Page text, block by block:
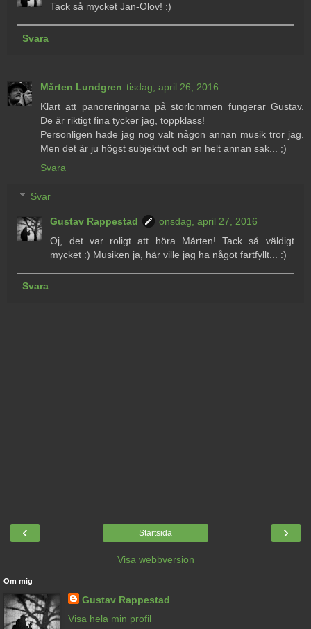
Tack så mycket Jan-Olov! :)
Svara
Mårten Lundgren tisdag, april 26, 2016
Klart att panoreringarna på storlommen fungerar Gustav.
De är riktigt fina tycker jag, toppklass!
Personligen hade jag nog valt någon annan musik tror jag.
Men det är ju högst subjektivt och en helt annan sak... ;)
Svara
Svar
Gustav Rappestad
onsdag, april 27, 2016
Oj, det var roligt att höra Mårten! Tack så väldigt
mycket :) Musiken ja, här ville jag ha något fartfyllt... :)
Svara
‹ ›
Startsida
Visa webbversion
Om mig
Gustav Rappestad
Visa hela min profil